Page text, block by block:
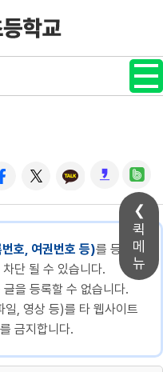
퀵
메
뉴
호, 여권번호 등)를 등록할
단 될 수 있습니다.
글을 등록할 수 없습니다.
일, 영상 등)를 타 웹사이트
금지합니다.